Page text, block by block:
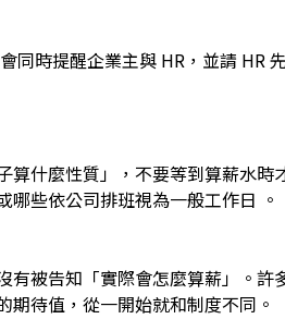
同時提醒企業主與 HR，並請 HR
算什麼性質」，不要等到算薪水
哪些依公司排班視為一般工作日 。
有被告知「實際會怎麼算薪」。
期待值，從一開始就和制度不同。